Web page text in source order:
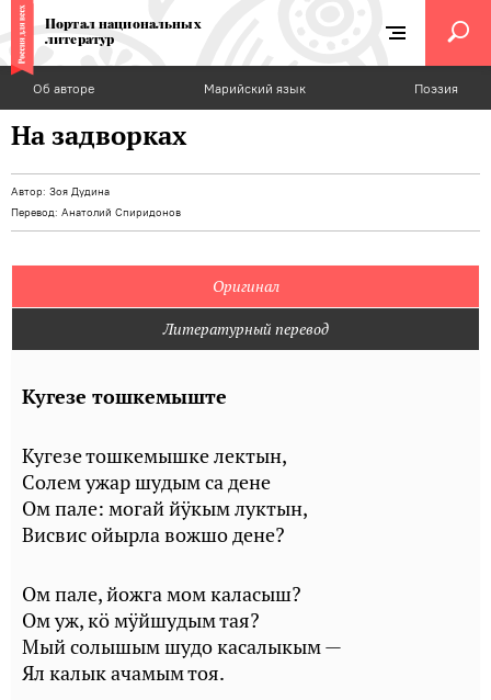
Портал национальных
литератур
Об авторе Марийский язык Поэзия
На задворках
Автор: Зоя Дудина
Перевод: Анатолий Спиридонов
Оригинал
Литературный перевод
Кугезе тошкемыште
Кугезе тошкемышке лектын,
Солем ужар шудым са дене
Ом пале: могай йӱкым луктын,
Висвис ойырла вожшо дене?
Ом пале, йожга мом каласыш?
Ом уж, кӧ мӱйшудым тая?
Мый солышым шудо касалыкым —
Ял калык ачамым тоя.